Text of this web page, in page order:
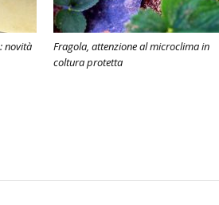
novità
Fragola, attenzione al microclima in
coltura protetta